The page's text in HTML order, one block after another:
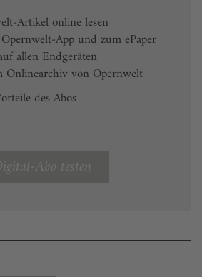
Artikel online lesen
App und zum ePaper
allen Endgeräten
Onlinearchiv von Opernwelt
des Abos
Abo testen